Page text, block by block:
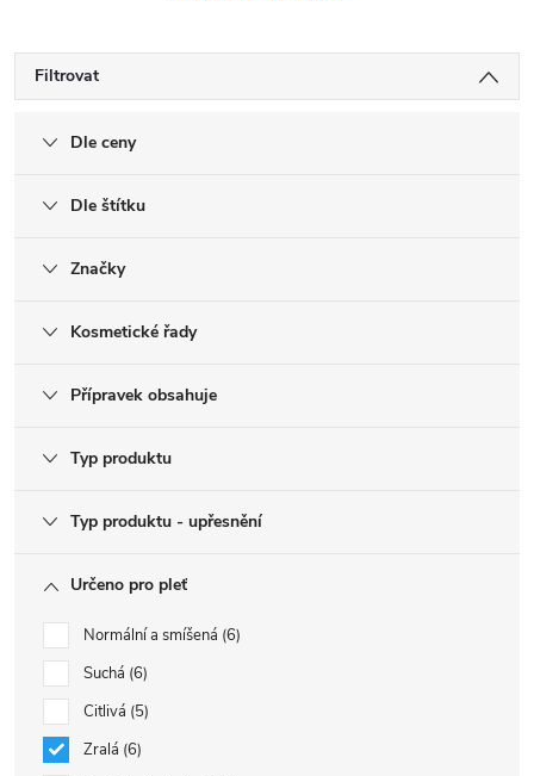
Filtrovat
Dle ceny
Dle štítku
Značky
Kosmetické řady
Přípravek obsahuje
Typ produktu
Typ produktu - upřesnění
Určeno pro pleť
Normální a smíšená 6
Suchá 6
Citlivá 5
Zralá 6